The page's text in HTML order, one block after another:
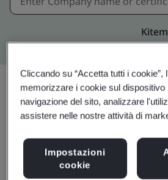
ISO 9001:2015
Cliccando su “Accetta tutti i cookie”,
memorizzare i cookie sul dispositivo
navigazione del sito, analizzare
assistere nelle nostre attività di
Impostazioni
cookie